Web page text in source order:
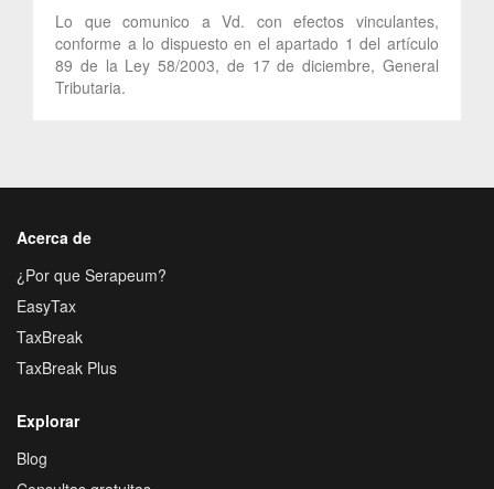
Lo que comunico a Vd. con efectos vinculantes,
conforme a lo dispuesto en el apartado 1 del artículo
89 de la Ley 58/2003, de 17 de diciembre, General
Tributaria.
Acerca de
¿Por que Serapeum?
EasyTax
TaxBreak
TaxBreak Plus
Explorar
Blog